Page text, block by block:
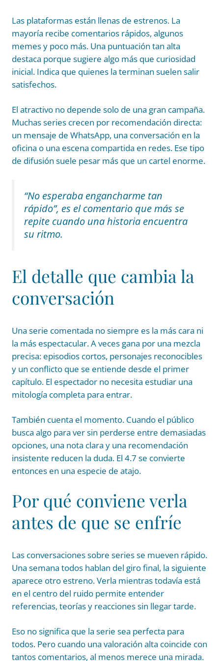
Las plataformas están llenas de estrenos. La
mayoría recibe comentarios rápidos, algunos
memes y poco más. Una puntuación tan alta
destaca porque sugiere algo más que curiosidad
inicial. Indica que quienes la terminan suelen salir
satisfechos.
El atractivo no depende solo de una gran campaña.
Muchas series crecen por recomendación directa:
un mensaje de WhatsApp, una conversación en la
oficina o una escena compartida en redes. Ese tipo
de difusión suele pesar más que un cartel enorme.
“No esperaba engancharme tan
rápido”, es el comentario que más se
repite cuando una historia encuentra
su ritmo.
El detalle que cambia la
conversación
Una serie comentada no siempre es la más cara ni
la más espectacular. A veces gana por una mezcla
precisa: episodios cortos, personajes reconocibles
y un conflicto que se entiende desde el primer
capítulo. El espectador no necesita estudiar una
mitología completa para entrar.
También cuenta el momento. Cuando el público
busca algo para ver sin perderse entre demasiadas
opciones, una nota clara y una recomendación
insistente reducen la duda. El 4.7 se convierte
entonces en una especie de atajo.
Por qué conviene verla
antes de que se enfríe
Las conversaciones sobre series se mueven rápido.
Una semana todos hablan del giro final, la siguiente
aparece otro estreno. Verla mientras todavía está
en el centro del ruido permite entender
referencias, teorías y reacciones sin llegar tarde.
Eso no significa que la serie sea perfecta para
todos. Pero cuando una valoración alta coincide con
tantos comentarios, al menos merece una mirada.